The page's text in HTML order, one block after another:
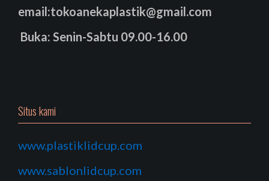
email:tokoanekaplastik@gmail.com
Buka: Senin-Sabtu 09.00-16.00
Situs kami
www.plastiklidcup.com
www.sablonlidcup.com